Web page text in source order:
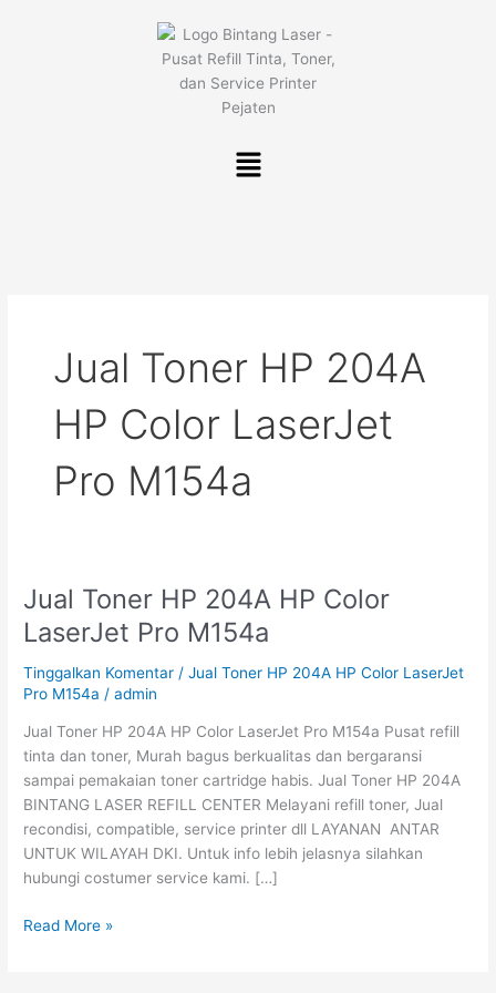
Menu
Jual Toner HP 204A
HP Color LaserJet
Pro M154a
Jual Toner HP 204A HP Color
LaserJet Pro M154a
Tinggalkan Komentar /Jual Toner HP 204A HP Color LaserJet
Pro M154a /admin
Jual Toner HP 204A HP Color LaserJet Pro M154a Pusat refill
tinta dan toner, Murah bagus berkualitas dan bergaransi
sampai pemakaian toner cartridge habis. Jual Toner HP 204A
BINTANG LASER REFILL CENTER Melayani refill toner, Jual
recondisi, compatible, service printer dll LAYANAN ANTAR
UNTUK WILAYAH DKI. Untuk info lebih jelasnya silahkan
hubungi costumer service kami. […]
Jual
Toner
HP
204A
HP
LaserJet
Pro
M154a
Read More »